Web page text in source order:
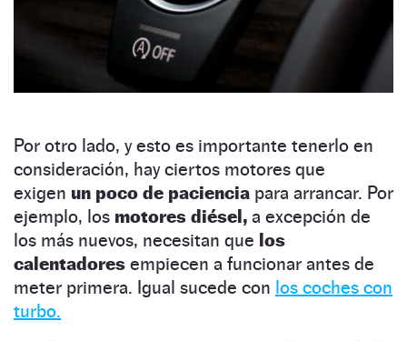
Por otro lado, y esto es importante tenerlo en
consideración, hay ciertos motores que
exigen un poco de paciencia para arrancar. Por
ejemplo, los motores diésel, a excepción de
los más nuevos, necesitan que los
calentadores empiecen a funcionar antes de
meter primera. Igual sucede con los coches con
turbo.